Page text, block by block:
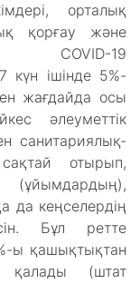
орталық
қорғау және
19
күн ішінде 5%-
жағдайда осы
әлеуметтік
санитариялық-
отырып,
(ұйымдардың),
да кеңселердің
Бұл ретте
ы қашықтықтан
қалады (штат